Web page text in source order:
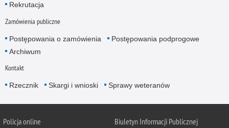
Rekrutacja
Zamówienia publiczne
Postępowania o zamówienia
Postępowania podprogowe
Archiwum
Kontakt
Rzecznik Skargi i wnioski Sprawy weteranów
Policjaonline
Biuletyn Informacji Publicznej